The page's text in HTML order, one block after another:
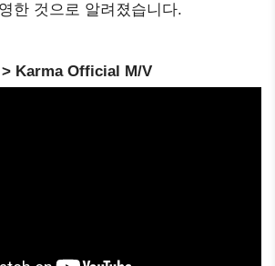
한 것으로 알려졌습니다.
Karma Official M/V